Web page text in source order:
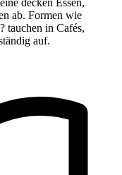
ab. Formen wie
tauchen in Cafés,
auf.